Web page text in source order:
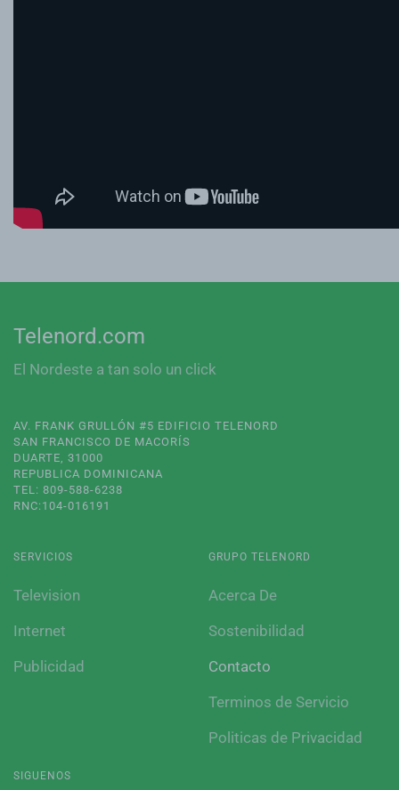
Telenord.com
El Nordeste a tan solo un click
AV. FRANK GRULLÓN #5 EDIFICIO TELENORD
SAN FRANCISCO DE MACORÍS
DUARTE, 31000
REPUBLICA DOMINICANA
TEL: 809-588-6238
RNC:104-016191
SERVICIOS
Television
Internet
Publicidad
GRUPO TELENORD
Acerca De
Sostenibilidad
Contacto
Terminos de Servicio
Politicas de Privacidad
SIGUENOS